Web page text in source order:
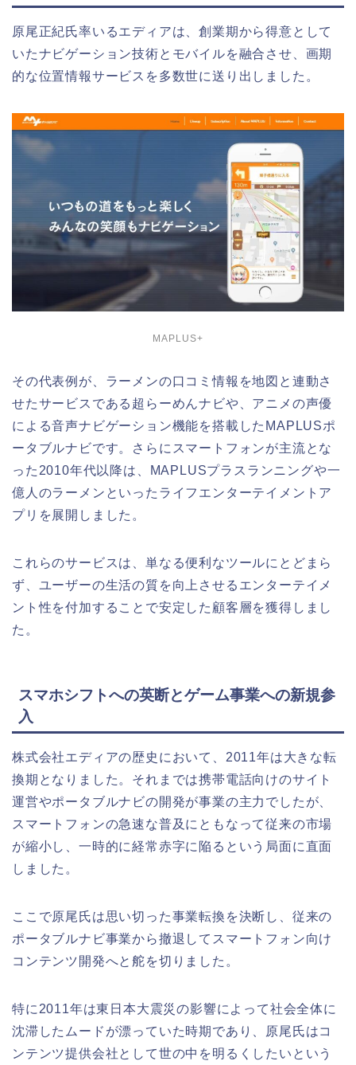
原尾正紀氏率いるエディアは、創業期から得意として
いたナビゲーション技術とモバイルを融合させ、画期
的な位置情報サービスを多数世に送り出しました。
MAPLUS+
その代表例が、ラーメンの口コミ情報を地図と連動さ
せたサービスである超らーめんナビや、アニメの声優
による音声ナビゲーション機能を搭載したMAPLUSポ
ータブルナビです。さらにスマートフォンが主流とな
った2010年代以降は、MAPLUSプラスランニングや一
億人のラーメンといったライフエンターテイメントア
プリを展開しました。
これらのサービスは、単なる便利なツールにとどまら
ず、ユーザーの生活の質を向上させるエンターテイメ
ント性を付加することで安定した顧客層を獲得しまし
た。
スマホシフトへの英断とゲーム事業への新規参
入
株式会社エディアの歴史において、2011年は大きな転
換期となりました。それまでは携帯電話向けのサイト
運営やポータブルナビの開発が事業の主力でしたが、
スマートフォンの急速な普及にともなって従来の市場
が縮小し、一時的に経常赤字に陥るという局面に直面
しました。
ここで原尾氏は思い切った事業転換を決断し、従来の
ポータブルナビ事業から撤退してスマートフォン向け
コンテンツ開発へと舵を切りました。
特に2011年は東日本大震災の影響によって社会全体に
沈滞したムードが漂っていた時期であり、原尾氏はコ
ンテンツ提供会社として世の中を明るくしたいという